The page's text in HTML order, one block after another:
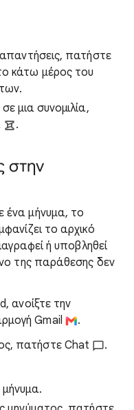
πατήστε
κάτω μέρος του
μια συνομιλία,
.
στην
μήνυμα, το
το αρχικό
ή υποβληθεί
της παράθεσης δεν
ανοίξτε την
Gmail
.
πατήστε Chat
.